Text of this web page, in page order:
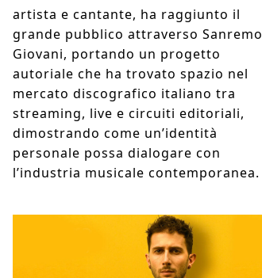
artista e cantante, ha raggiunto il
grande pubblico attraverso Sanremo
Giovani, portando un progetto
autoriale che ha trovato spazio nel
mercato discografico italiano tra
streaming, live e circuiti editoriali,
dimostrando come un’identità
personale possa dialogare con
l’industria musicale contemporanea.